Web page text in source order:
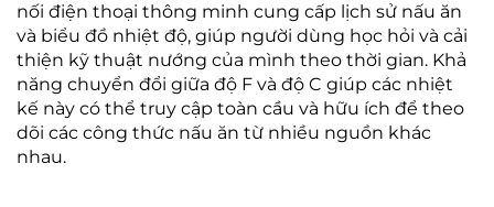
nối điện thoại thông minh cung cấp lịch sử nấu ăn
và biểu đồ nhiệt độ, giúp người dùng học hỏi và cải
thiện kỹ thuật nướng của mình theo thời gian. Khả
năng chuyển đổi giữa độ F và độ C giúp các nhiệt
kế này có thể truy cập toàn cầu và hữu ích để theo
dõi các công thức nấu ăn từ nhiều nguồn khác
nhau.